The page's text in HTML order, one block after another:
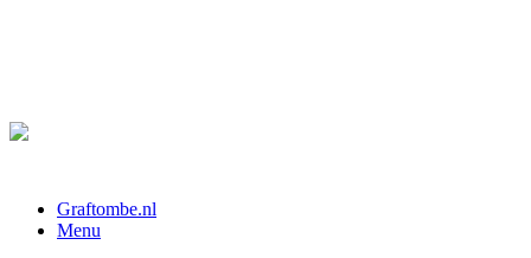
Graftombe.nl
Menu